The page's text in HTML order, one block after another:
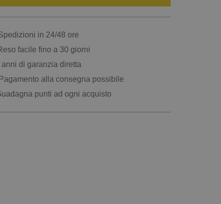
in 24/48 ore
facile fino a 30 giorni
di garanzia diretta
alla consegna possibile
punti ad ogni acquisto